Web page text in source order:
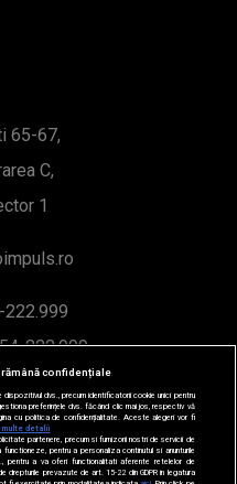
65-67,
C,
1
222.999
222.999
confidențiale
dvs., precum identificatorii cookie unici pentru
preferințele dvs. făcând clic mai jos, respectiv vă
cu politica de confidențialitate. Aceste alegeri vor fi
multe detalii
partenere, precum si furnizorii nostri de servicii de
pentru a personaliza continutul si anunturile
pentru a va oferi functionalitati aferente retelelor de
prevazute de art. 15-22 din GDPR in legatura